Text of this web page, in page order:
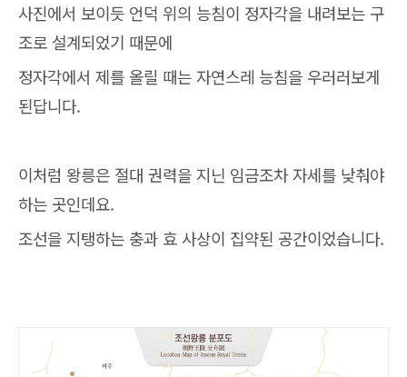
사진에서 보이듯 언덕 위의 능침이 정자각을 내려보는 구
조로 설계되었기 때문에
정자각에서 제를 올릴 때는 자연스레 능침을 우러러보게
된답니다.
이처럼 왕릉은 절대 권력을 지닌 임금조차 자세를 낮춰야
하는 곳인데요.
조선을 지탱하는 충과 효 사상이 집약된 공간이었습니다.